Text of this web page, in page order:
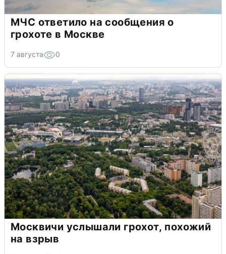
МЧС ответило на сообщения о
грохоте в Москве
7 августа 0
Москвичи услышали грохот, похожий
на взрыв